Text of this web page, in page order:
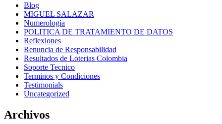
Blog
MIGUEL SALAZAR
Numerología
POLITICA DE TRATAMIENTO DE DATOS
Reflexiones
Renuncia de Responsabilidad
Resultados de Loterias Colombia
Soporte Tecnico
Terminos y Condiciones
Testimonials
Uncategorized
Archivos